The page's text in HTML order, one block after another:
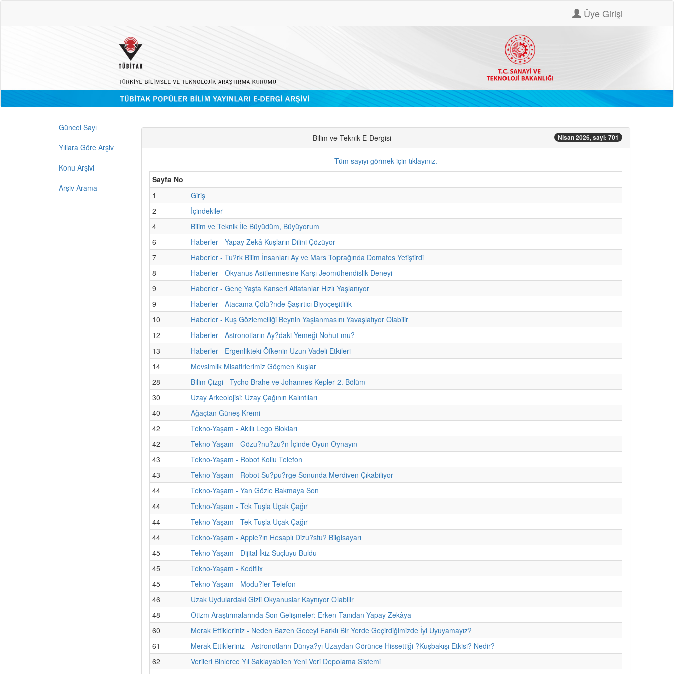
Üye Girişi
Güncel Sayı
Yıllara Göre Arşiv
Konu Arşivi
Arşiv Arama
Bilim ve Teknik E-Dergisi Nisan 2026, sayi: 701
Tüm sayıyı görmek için tıklayınız.
Sayfa No
1
Giriş
2
İçindekiler
4
Bilim ve Teknik İle Büyüdüm, Büyüyorum
6
Haberler - Yapay Zekâ Kuşların Dilini Çözüyor
7
Haberler - Tu?rk Bilim İnsanları Ay ve Mars Toprağında Domates Yetiştirdi
8
Haberler - Okyanus Asitlenmesine Karşı Jeomühendislik Deneyi
9
Haberler - Genç Yaşta Kanseri Atlatanlar Hızlı Yaşlanıyor
9
Haberler - Atacama Çölü?nde Şaşırtıcı Biyoçeşitlilik
10
Haberler - Kuş Gözlemciliği Beynin Yaşlanmasını Yavaşlatıyor Olabilir
12
Haberler - Astronotların Ay?daki Yemeği Nohut mu?
13
Haberler - Ergenlikteki Öfkenin Uzun Vadeli Etkileri
14
Mevsimlik Misafirlerimiz Göçmen Kuşlar
28
Bilim Çizgi - Tycho Brahe ve Johannes Kepler 2. Bölüm
30
Uzay Arkeolojisi: Uzay Çağının Kalıntıları
40
Ağaçtan Güneş Kremi
42
Tekno-Yaşam - Akıllı Lego Blokları
42
Tekno-Yaşam - Gözu?nu?zu?n İçinde Oyun Oynayın
43
Tekno-Yaşam - Robot Kollu Telefon
43
Tekno-Yaşam - Robot Su?pu?rge Sonunda Merdiven Çıkabiliyor
44
Tekno-Yaşam - Yan Gözle Bakmaya Son
44
Tekno-Yaşam - Tek Tuşla Uçak Çağır
44
Tekno-Yaşam - Tek Tuşla Uçak Çağır
44
Tekno-Yaşam - Apple?ın Hesaplı Dizu?stu? Bilgisayarı
45
Tekno-Yaşam - Dijital İkiz Suçluyu Buldu
45
Tekno-Yaşam - Kediflix
45
Tekno-Yaşam - Modu?ler Telefon
46
Uzak Uydulardaki Gizli Okyanuslar Kaynıyor Olabilir
48
Otizm Araştırmalarında Son Gelişmeler: Erken Tanıdan Yapay Zekâya
60
Merak Ettikleriniz - Neden Bazen Geceyi Farklı Bir Yerde Geçirdiğimizde İyi Uyuyamayız?
61
Merak Ettikleriniz - Astronotların Dünya?yı Uzaydan Görünce Hissettiği ?Kuşbakışı Etkisi? Nedir?
62
Verileri Binlerce Yıl Saklayabilen Yeni Veri Depolama Sistemi